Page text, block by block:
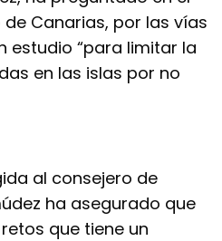
Canarias, por las vías
estudio “para limitar la
en las islas por no
al consejero de
ha asegurado que
que tiene un